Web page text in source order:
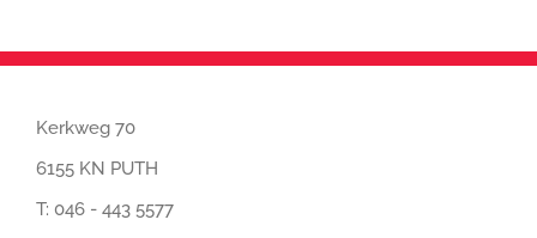
Kerkweg 70
6155 KN PUTH
T: 046 - 443 5577